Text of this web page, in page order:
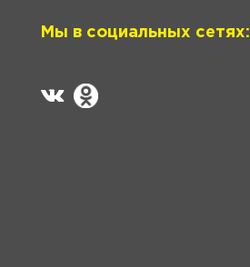
Мы в социальных сетях: